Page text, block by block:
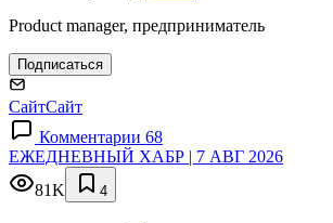
Product manager, предприниматель
Подписаться
СайтСайт
Комментарии 68
ЕЖЕДНЕВНЫЙ ХАБР | 7 АВГ 2026
81K
4